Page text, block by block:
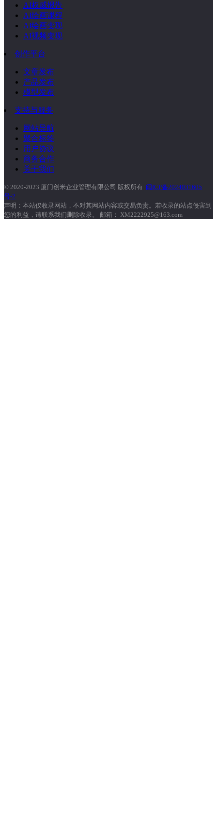
AI权威报告
AI绘画课程
AI绘画变现
AI视频变现
创作平台
文章发布
产品发布
模型发布
支持与服务
网站导航
聚合标签
用户协议
商务合作
关于我们
© 2020-2023 厦门创米企业管理有限公司 版权所有 闽ICP备2024031605
号-2
声明：本站仅收录网站，不对其网站内容或交易负责。若收录的站点侵害到
您的利益，请联系我们删除收录。 邮箱： XM2222925@163.com